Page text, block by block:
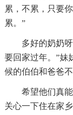
累，不累，只要
累。”
多好的奶奶
要回家过年。”妹
候的伯伯和爸爸
希望他们真
关心一下住在家